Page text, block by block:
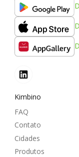
Kimbino
FAQ
Contato
Cidades
Produtos